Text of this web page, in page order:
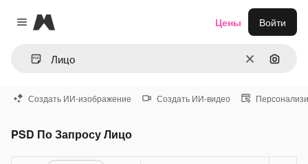
Close menu
Magnific
ОчиститьПоиск
Цены Войти
Создать ИИ-изображение Создать ИИ-видео
PSD По Запросу Лицо